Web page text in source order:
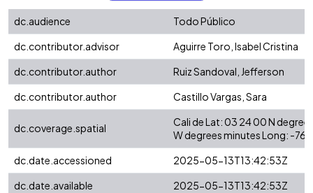
dc.audience
Todo Público
dc.contributor.advisor
Aguirre Toro, Isabel Cristina
dc.contributor.author
Ruiz Sandoval, Jefferson
dc.contributor.author
Castillo Vargas, Sara
dc.coverage.spatial
Cali de Lat: 03 24 00 N
W degrees minutes Long: -
dc.date.accessioned
2025-05-13T13:42:53Z
dc.date.available
2025-05-13T13:42:53Z